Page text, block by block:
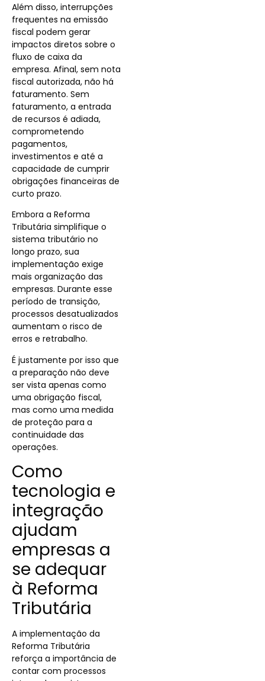
Além disso, interrupções
frequentes na emissão
fiscal podem gerar
impactos diretos sobre o
fluxo de caixa da
empresa. Afinal, sem nota
fiscal autorizada, não há
faturamento. Sem
faturamento, a entrada
de recursos é adiada,
comprometendo
pagamentos,
investimentos e até a
capacidade de cumprir
obrigações financeiras de
curto prazo.
Embora a Reforma
Tributária simplifique o
sistema tributário no
longo prazo, sua
implementação exige
mais organização das
empresas. Durante esse
período de transição,
processos desatualizados
aumentam o risco de
erros e retrabalho.
É justamente por isso que
a preparação não deve
ser vista apenas como
uma obrigação fiscal,
mas como uma medida
de proteção para a
continuidade das
operações.
Como
tecnologia e
integração
ajudam
empresas a
se adequar
à Reforma
Tributária
A implementação da
Reforma Tributária
reforça a importância de
contar com processos